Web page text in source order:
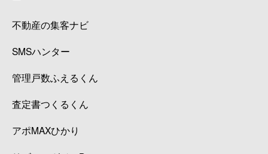
不動産の集客ナビ
SMSハンター
管理戸数ふえるくん
査定書つくるくん
アポMAXひかり